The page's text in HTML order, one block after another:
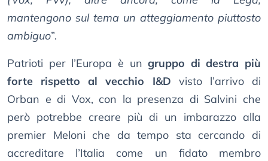
mantengono sul tema un atteggiamento piuttosto
ambiguo”.
Patrioti per l’Europa è ungruppo di destra più
forte rispetto al vecchio I&D visto l’arrivo di
Orban e di Vox, con la presenza di Salvini che
però potrebbe creare più di un imbarazzo alla
premier Meloni che da tempo sta cercando di
accreditare l’Italia come un fidato membro